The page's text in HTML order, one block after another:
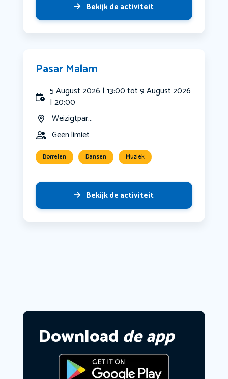
Bekijk de activiteit
Pasar Malam
5 August 2026 | 13:00 tot 9 August 2026
| 20:00
Weizigtpar...
Geen limiet
Borrelen Dansen Muziek
Bekijk de activiteit
Download de app